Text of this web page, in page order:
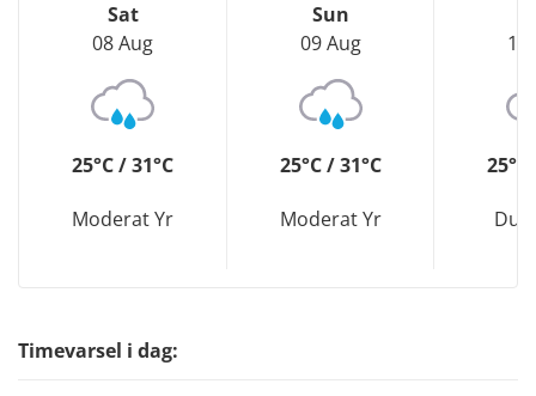
Sat
08 Aug
25°C / 31°C
Moderat Yr
Sun
09 Aug
25°C / 31°C
Moderat Yr
10
25°C
Timevarsel i dag: